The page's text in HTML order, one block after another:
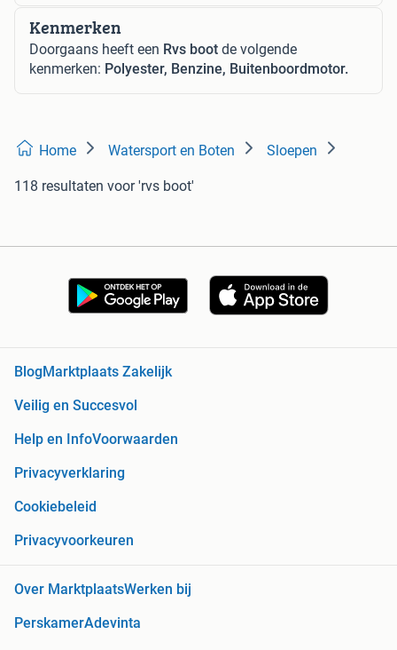
Kenmerken
Doorgaans heeft een Rvs boot de volgende
kenmerken: Polyester, Benzine, Buitenboordmotor.
Home Watersport en Boten Sloepen
118 resultaten voor 'rvs boot'
BlogMarktplaats Zakelijk
Veilig en Succesvol
Help en InfoVoorwaarden
Privacyverklaring
Cookiebeleid
Privacyvoorkeuren
Over MarktplaatsWerken bij
PerskamerAdevinta